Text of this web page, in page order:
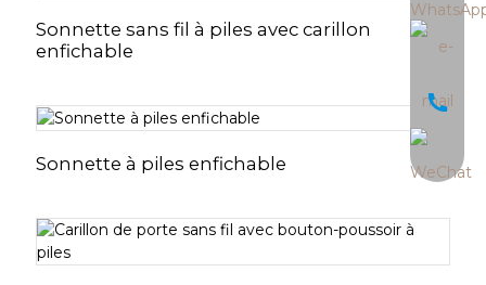
Sonnette sans fil à piles avec carillon
enfichable
Sonnette à piles enfichable